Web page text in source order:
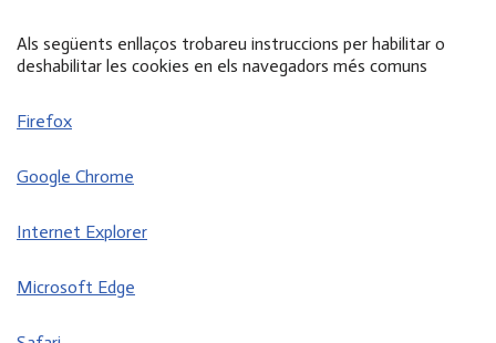
Als següents enllaços trobareu instruccions per habilitar o
deshabilitar les cookies en els navegadors més comuns
Firefox
Google Chrome
Internet Explorer
Microsoft Edge